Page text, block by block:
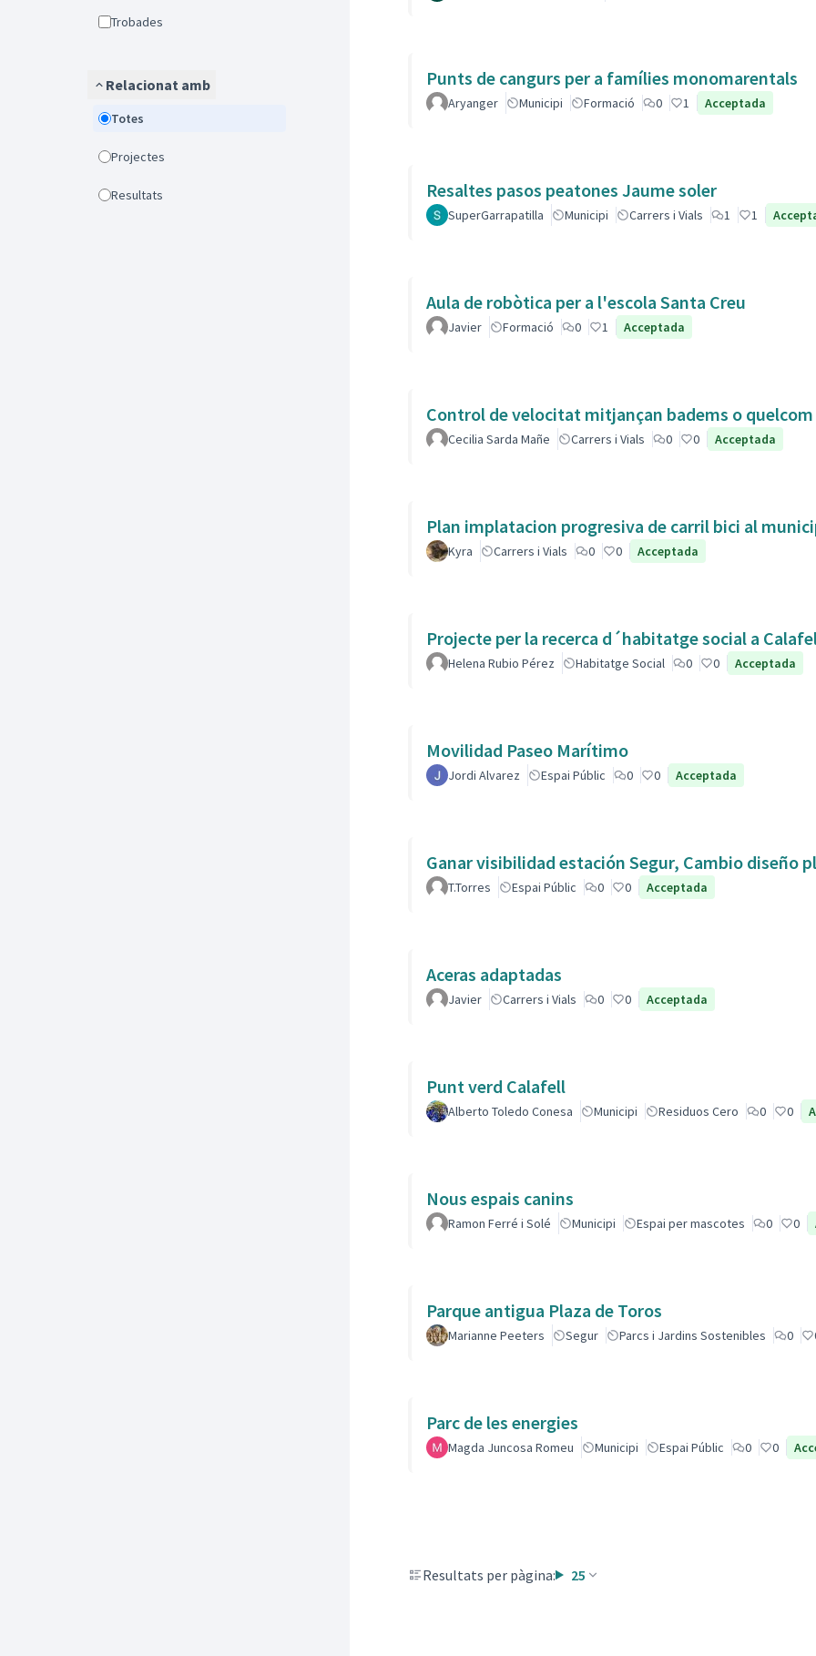
Trobades
Relacionat amb
Totes
Projectes
Resultats
Punts de cangurs per a famílies monomarentals
Aryanger Municipi Formació 0 1 Acceptada
Resaltes pasos peatones Jaume soler
SuperGarrapatilla Municipi Carrers i Vials 1 1
Aula de robòtica per a l'escola Santa Creu
Javier Formació 0 1 Acceptada
Control de velocitat mitjançan badems o
Cecilia Sarda Mañe Carrers i Vials 0 0 Acceptada
Plan implatacion progresiva de carril bici al
Kyra Carrers i Vials 0 0 Acceptada
Projecte per la recerca d´habitatge social a
Helena Rubio Pérez Habitatge Social 0 0 Acceptada
Movilidad Paseo Marítimo
Jordi Alvarez Espai Públic 0 0 Acceptada
Ganar visibilidad estación Segur, Cambio diseño
T.Torres Espai Públic 0 0 Acceptada
Aceras adaptadas
Javier Carrers i Vials 0 0 Acceptada
Punt verd Calafell
Alberto Toledo Conesa Municipi Residuos Cero 0 0
Nous espais canins
Ramon Ferré i Solé Municipi Espai per mascotes 0 0
Parque antigua Plaza de Toros
Marianne Peeters Segur Parcs i Jardins Sostenibles 0
Parc de les energies
Magda Juncosa Romeu Municipi Espai Públic 0 0
Resultats per pàgina: 25